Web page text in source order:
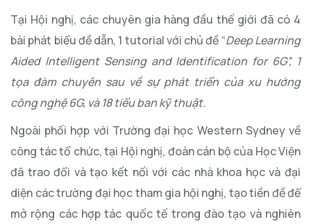
Tại Hội nghị, các chuyên gia hàng đầu thế giới đã có 4
bài phát biểu đề dẫn, 1 tutorial với chủ đề “Deep Learning
Aided Intelligent Sensing and Identification for 6G”, 1
tọa đàm chuyên sau về sự phát triển của xu hướng
công nghệ 6G, và 18 tiểu ban kỹ thuật.
Ngoài phối hợp với Trường đại học Western Sydney về
công tác tổ chức, tại Hội nghị, đoàn cán bộ của Học Viện
đã trao đổi và tạo kết nối với các nhà khoa học và đại
diện các trường đại học tham gia hội nghị, tạo tiền đề để
mở rộng các hợp tác quốc tế trong đào tạo và nghiên